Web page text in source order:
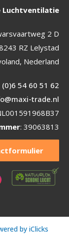
Luchtventilatie
2 D
RZ Lelystad
Nederland
(0)6 54 60 51 62
trade.nl
: 39063813
by iClicks